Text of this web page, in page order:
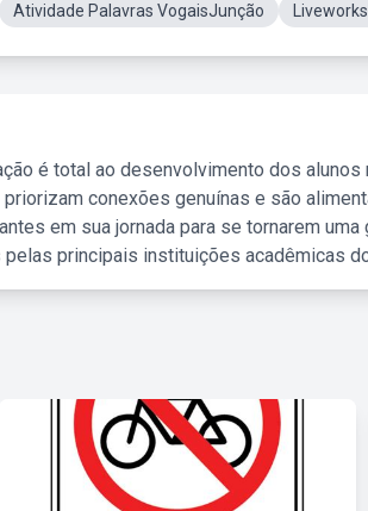
Atividade Palavras VogaisJunção
é total ao desenvolvimento dos
conexões genuínas e são
em sua jornada para se tornarem
principais instituições acadêmicas